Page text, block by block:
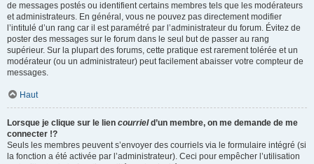
de messages postés ou identifient certains membres tels que les modérateurs
et administrateurs. En général, vous ne pouvez pas directement modifier
l’intitulé d’un rang car il est paramétré par l’administrateur du forum. Évitez de
poster des messages sur le forum dans le seul but de passer au rang
supérieur. Sur la plupart des forums, cette pratique est rarement tolérée et un
modérateur (ou un administrateur) peut facilement abaisser votre compteur de
messages.
Haut
Lorsque je clique sur le lien courrield’un membre, on me demande de me
connecter !?
Seuls les membres peuvent s’envoyer des courriels via le formulaire intégré (si
la fonction a été activée par l’administrateur). Ceci pour empêcher l’utilisation